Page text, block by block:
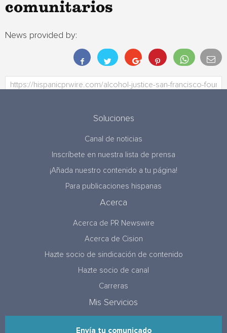
comunitarios
News provided by:
Soluciones
Canal de noticias
Inscríbete en nuestra lista de prensa
¡Añada nuestro contenido a tu página!
Para publicaciones hispanas
Acerca
Acerca de PR Newswire
Acerca de Cision
Hazte socio de sindicación de contenido
Hazte socio de canal
Carreras
Mis Servicios
Envía tu comunicado